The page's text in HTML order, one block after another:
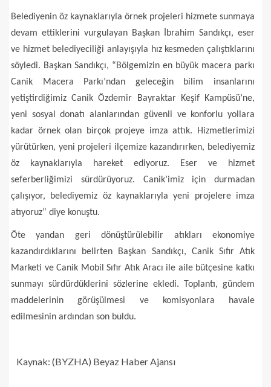
Belediyenin öz kaynaklarıyla örnek projeleri hizmete sunmaya
devam ettiklerini vurgulayan Başkan İbrahim Sandıkçı, eser
ve hizmet belediyeciliği anlayışıyla hız kesmeden çalıştıklarını
söyledi. Başkan Sandıkçı, “Bölgemizin en büyük macera parkı
Canik Macera Parkı’ndan geleceğin bilim insanlarını
yetiştirdiğimiz Canik Özdemir Bayraktar Keşif Kampüsü’ne,
yeni sosyal donatı alanlarından güvenli ve konforlu yollara
kadar örnek olan birçok projeye imza attık. Hizmetlerimizi
yürütürken, yeni projeleri ilçemize kazandırırken, belediyemiz
öz kaynaklarıyla hareket ediyoruz. Eser ve hizmet
seferberliğimizi sürdürüyoruz. Canik’imiz için durmadan
çalışıyor, belediyemiz öz kaynaklarıyla yeni projelere imza
atıyoruz” diye konuştu.
Öte yandan geri dönüştürülebilir atıkları ekonomiye
kazandırdıklarını belirten Başkan Sandıkçı, Canik Sıfır Atık
Marketi ve Canik Mobil Sıfır Atık Aracı ile aile bütçesine katkı
sunmayı sürdürdüklerini sözlerine ekledi. Toplantı, gündem
maddelerinin görüşülmesi ve komisyonlara havale
edilmesinin ardından son buldu.
Kaynak: (BYZHA) Beyaz Haber Ajansı